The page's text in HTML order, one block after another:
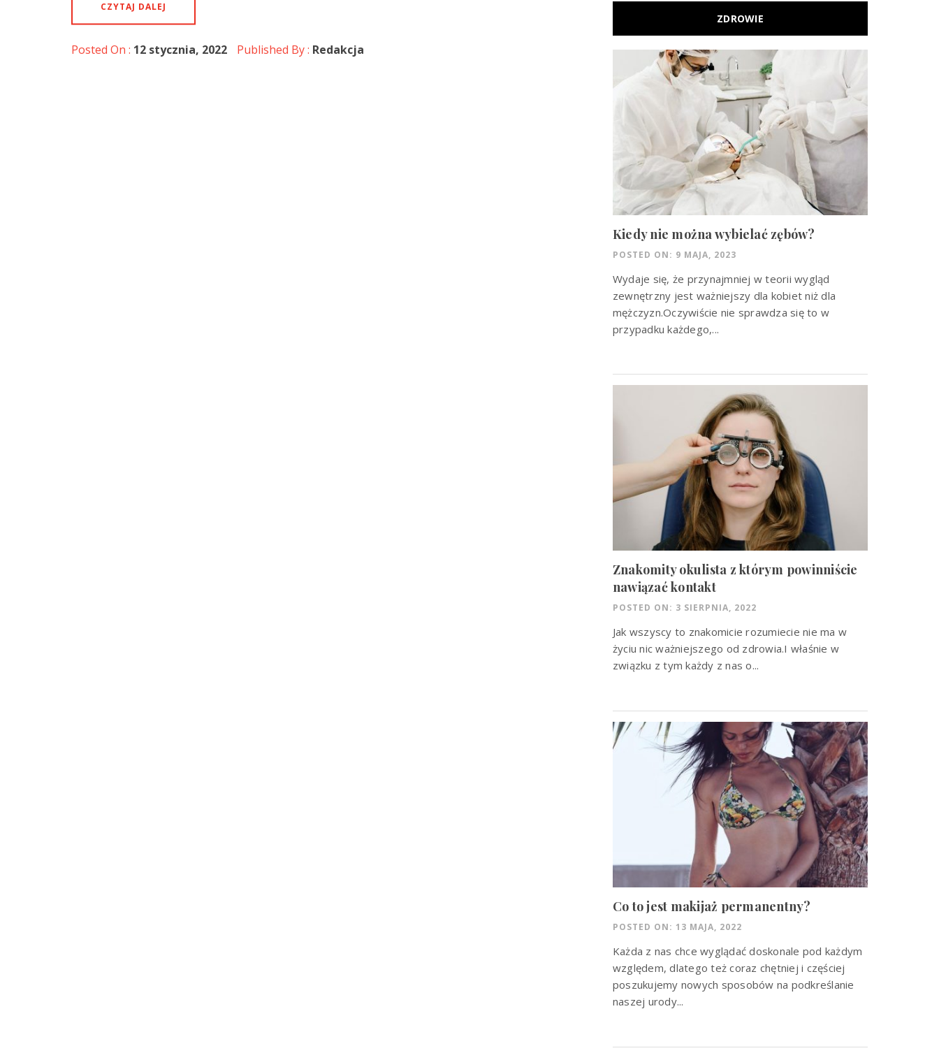
CZYTAJ DALEJ
Posted On : 12 stycznia, 2022 Published By : Redakcja
ZDROWIE
Kiedy nie można wybielać zębów?
POSTED ON: 9 MAJA, 2023
Wydaje się, że przynajmniej w teorii wygląd
zewnętrzny jest ważniejszy dla kobiet niż dla
mężczyzn.Oczywiście nie sprawdza się to w
przypadku każdego,...
Znakomity okulista z którym powinniście
nawiązać kontakt
POSTED ON: 3 SIERPNIA, 2022
Jak wszyscy to znakomicie rozumiecie nie ma w
życiu nic ważniejszego od zdrowia.I właśnie w
związku z tym każdy z nas o...
Co to jest makijaż permanentny?
POSTED ON: 13 MAJA, 2022
Każda z nas chce wyglądać doskonale pod każdym
względem, dlatego też coraz chętniej i częściej
poszukujemy nowych sposobów na podkreślanie
naszej urody...